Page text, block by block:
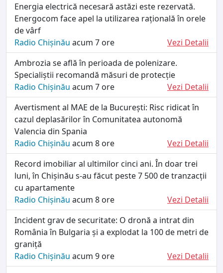
Energia electrică necesară astăzi este rezervată.
Energocom face apel la utilizarea rațională în orele
de vârf
Radio Chișinău acum 7 ore
Vezi Detalii
Ambrozia se află în perioada de polenizare.
Specialiștii recomandă măsuri de protecție
Radio Chișinău acum 7 ore
Vezi Detalii
Avertisment al MAE de la București: Risc ridicat în
cazul deplasărilor în Comunitatea autonomă
Valencia din Spania
Radio Chișinău acum 8 ore
Vezi Detalii
Record imobiliar al ultimilor cinci ani. În doar trei
luni, în Chișinău s-au făcut peste 7 500 de tranzacții
cu apartamente
Radio Chișinău acum 8 ore
Vezi Detalii
Incident grav de securitate: O dronă a intrat din
România în Bulgaria și a explodat la 100 de metri de
graniță
Radio Chișinău acum 9 ore
Vezi Detalii